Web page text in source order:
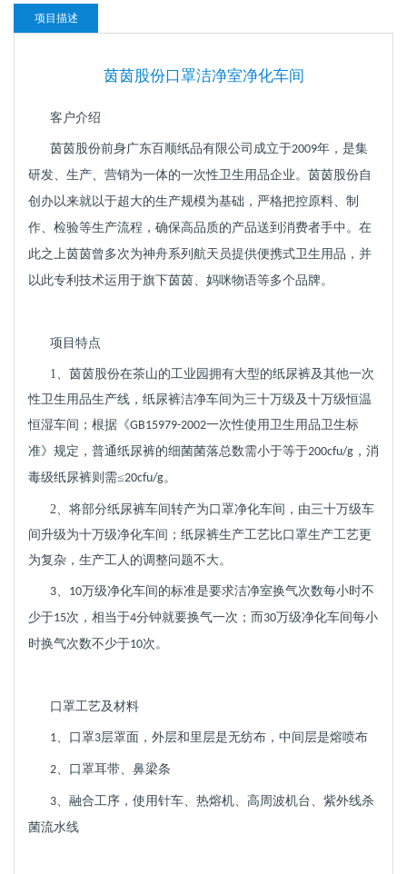
项目描述
茵茵股份口罩洁净室净化车间
客户介绍
茵茵股份前身广东百顺纸品有限公司成立于2009年，是集
研发、生产、营销为一体的一次性卫生用品企业。茵茵股份自
创办以来就以于超大的生产规模为基础，严格把控原料、制
作、检验等生产流程，确保高品质的产品送到消费者手中。在
此之上茵茵曾多次为神舟系列航天员提供便携式卫生用品，并
以此专利技术运用于旗下茵茵、妈咪物语等多个品牌。
项目特点
1、 茵茵股份在茶山的工业园拥有大型的纸尿裤及其他一次
性卫生用品生产线，纸尿裤洁净车间为三十万级及十万级恒温
恒湿车间；根据《GB15979-2002一次性使用卫生用品卫生标
准》规定，普通纸尿裤的细菌菌落总数需小于等于200cfu/g ，消
毒级纸尿裤则需≤20cfu/g。
2、 将部分纸尿裤车间转产为口罩净化车间，由三十万级车
间升级为十万级净化车间；纸尿裤生产工艺比口罩生产工艺更
为复杂，生产工人的调整问题不大。
3、 10万级净化车间的标准是要求洁净室换气次数每小时不
少于15次，相当于4分钟就要换气一次；而30万级净化车间每小
时换气次数不少于10次。
口罩工艺及材料
1、 口罩3层罩面，外层和里层是无纺布，中间层是熔喷布
2、 口罩耳带、鼻梁条
3、 融合工序， 使用针车、热熔机、高周波机台、紫外线杀
菌流水线